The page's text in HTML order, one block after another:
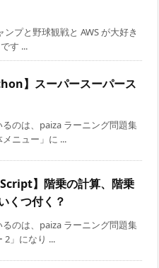
ンプと野球観戦と AWS が大好き
す ...
】スーパースーパース
のは、paiza ラーニング問題集
メニュー」に ...
】階乗の計算、階乗
くつ付く？
のは、paiza ラーニング問題集
2」になり ...